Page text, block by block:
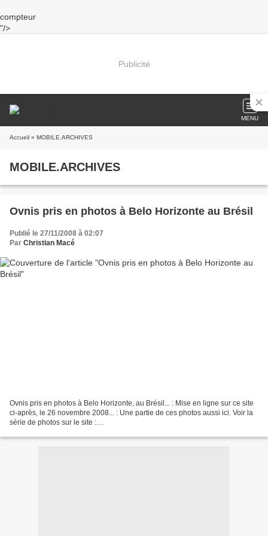
compteur
"/>
Publicité
MENU
Accueil » MOBILE.ARCHIVES
MOBILE.ARCHIVES
Ovnis pris en photos à Belo Horizonte au Brésil
Publié le 27/11/2008 à 02:07
Par Christian Macé
Ovnis pris en photos à Belo Horizonte, au Brésil... : Mise en ligne sur ce site
ci-après, le 26 novembre 2008... : Une partie de ces photos aussi ici. Voir la
série de photos sur le site :
sessao=2&id_noticia=89713/em_noticia_interna.shtml...